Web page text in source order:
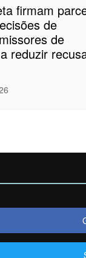
firmam
de
de
reduzir